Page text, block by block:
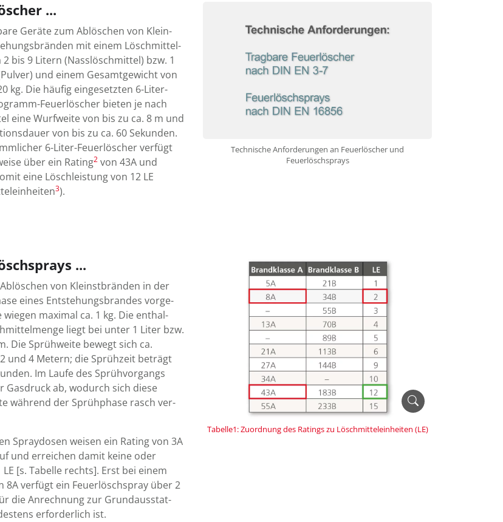
...
Geräte zum Ablöschen von Klein-
mit einem Lösch­mittel­
bis 9 Litern (Nass­lösch­mittel) bzw. 1
und einem Gesamt­gewicht von
kg. Die häufig ein­ge­setzten 6-Liter-
Feuer­löscher bieten je nach
eine Wurf­weite von bis zu ca. 8 m und
von bis zu ca. 60 Sekunden.
6-Liter-Feuer­löscher ver­fügt
über ein Rating2 von 43A und
eine Lösch­leistung von 12 LE
3).
Technische Anforderungen an Feuerlöscher und
Feuerlöschsprays
...
von Kleinst­bränden in der
eines Ent­ste­hungs­brandes vor­ge­
wiegen maxi­mal ca. 1 kg. Die ent­hal­
liegt bei unter 1 Liter bzw.
Die Sprüh­weite be­wegt sich ca.
und 4 Metern; die Sprüh­zeit beträgt
Im Laufe des Sprüh­vor­gangs
Gas­druck ab, wo­durch sich diese
wäh­rend der Sprüh­phase rasch ver­
Spray­dosen weisen ein Rating von 3A
und er­reichen damit keine oder
LE [s. Tabelle rechts]. Erst bei einem
8A ver­fügt ein Feuer­löschspray über 2
die An­rech­nung zur Grund­aus­stat­
er­forder­lich ist.
Tabelle1: Zuordnung des Ratings zu Löschmitteleinheiten (LE)